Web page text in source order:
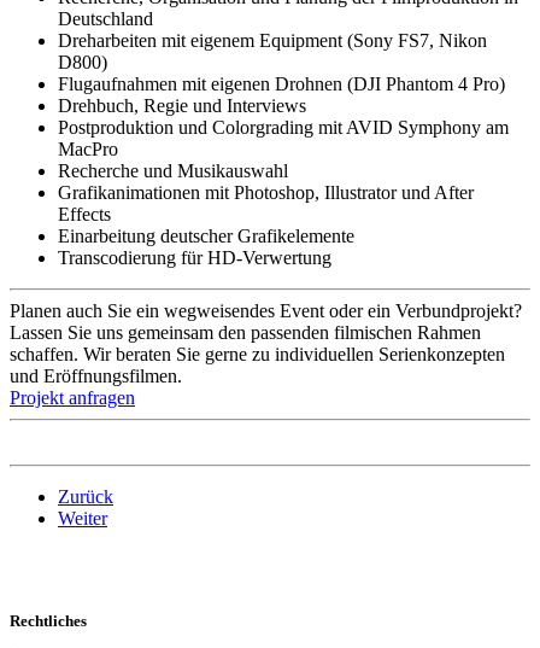
Deutschland
Dreharbeiten mit eigenem Equipment (Sony FS7, Nikon
D800)
Flugaufnahmen mit eigenen Drohnen (DJI Phantom 4 Pro)
Drehbuch, Regie und Interviews
Postproduktion und Colorgrading mit AVID Symphony am
MacPro
Recherche und Musikauswahl
Grafikanimationen mit Photoshop, Illustrator und After
Effects
Einarbeitung deutscher Grafikelemente
Transcodierung für HD-Verwertung
Planen auch Sie ein wegweisendes Event oder ein Verbundprojekt?
Lassen Sie uns gemeinsam den passenden filmischen Rahmen
schaffen. Wir beraten Sie gerne zu individuellen Serienkonzepten
und Eröffnungsfilmen.
Projekt anfragen
Zurück
Weiter
Rechtliches